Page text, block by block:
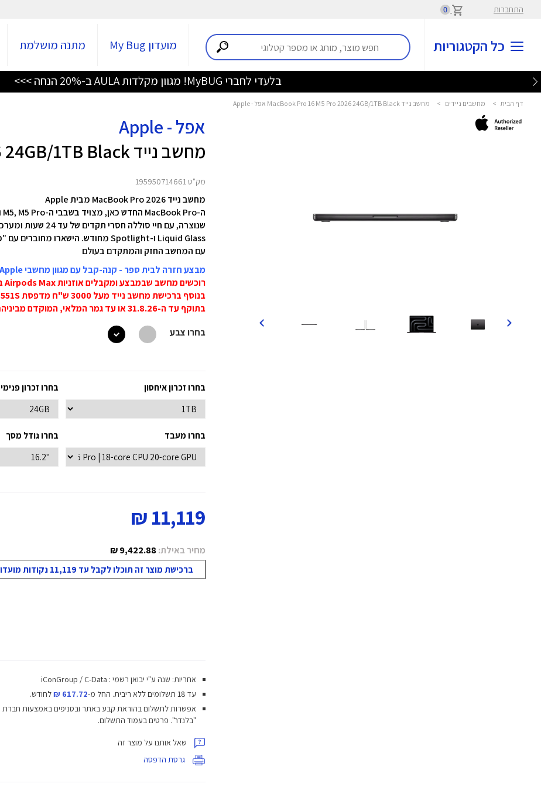
התחברות 0
כל הקטגוריות מועדון My Bug מתנה מושלמת
בלעדי לחברי MyBUG! מגוון מקלדות AULA ב-20% הנחה >>>
דף הבית > מחשבים ניידים > מחשב נייד MacBook Pro 16 M5 Pro 2026 24GB/1TB Black אפל - Apple
אפל - Apple
מחשב נייד MacBook Pro 16 M5 Pro 2026 24GB/1TB Black
מק"ט 195950714661
מחשב נייד MacBook Pro 2026 מבית Apple
עם המחשב החזק והמתקדם בעולם
מבצע חזרה לבית ספר - קנה-קבל עם מגוון מחשבי Apple
רוכשים מחשב שבמבצע ומקבלים אוזניות Airpods Max ב-999 ש"ח בלבד.
בנוסף ברכישת מחשב נייד מעל 3000 ש"ח מדפסת Canon MG2551S ב-59 ש"ח.
בתוקף עד ה-31.8.26 או עד גמר המלאי, המוקדם מביניהם!
בחרו צבע
בחרו זכרון איחסון בחרו זכרון פנימי
בחרו מעבד בחרו גודל מסך
11,119 ₪
מחיר באילת:9,422.88 ₪
ברכישת מוצר זה תוכלו לקבל עד 11,119 נקודות מועדון!
אחריות: שנה ע"י יבואן רשמי : iConGroup / C-Data
עד 18 תשלומים ללא ריבית.
החל מ-617.72 ₪
לחודש.
אפשרות לתשלום בהוראת קבע באתר ובסניפים באמצעות חברת
"בלנדר". פרטים בעמוד התשלום.
שאל אותנו על מוצר זה
גרסת הדפסה